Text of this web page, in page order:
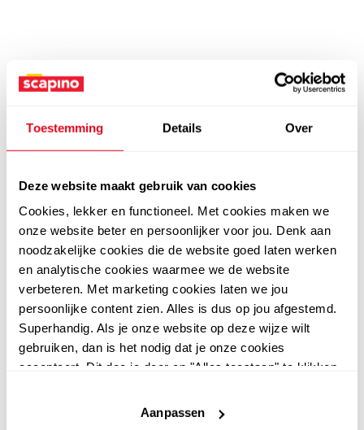
Toestemming Details Over
Deze website maakt gebruik van cookies
Cookies, lekker en functioneel. Met cookies maken we
onze website beter en persoonlijker voor jou. Denk aan
noodzakelijke cookies die de website goed laten werken
en analytische cookies waarmee we de website
verbeteren. Met marketing cookies laten we jou
persoonlijke content zien. Alles is dus op jou afgestemd.
Superhandig. Als je onze website op deze wijze wilt
gebruiken, dan is het nodig dat je onze cookies
accepteert. Dit doe je door op "Alles toestaan" te klikken.
website niet optimaal functioneert.
Aanpassen